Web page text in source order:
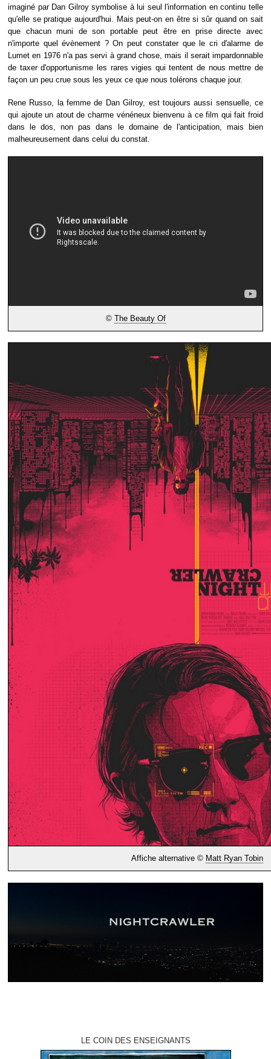
imaginé par Dan Gilroy symbolise à lui seul l'information en continu telle
qu'elle se pratique aujourd'hui. Mais peut-on en être si sûr quand on sait
que chacun muni de son portable peut être en prise directe avec
n'importe quel évènement ? On peut constater que le cri d'alarme de
Lumet en 1976 n'a pas servi à grand chose, mais il serait impardonnable
de taxer d'opportunisme les rares vigies qui tentent de nous mettre de
façon un peu crue sous les yeux ce que nous tolérons chaque jour.
Rene Russo, la femme de Dan Gilroy, est toujours aussi sensuelle, ce
qui ajoute un atout de charme vénéneux bienvenu à ce film qui fait froid
dans le dos, non pas dans le domaine de l'anticipation, mais bien
malheureusement dans celui du constat.
© The Beauty Of
Affiche alternative © Matt Ryan Tobin
LE COIN DES ENSEIGNANTS